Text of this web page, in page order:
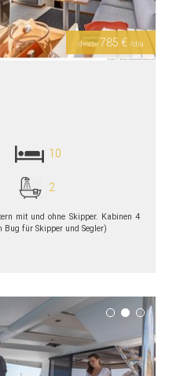
desde785 € /día
10
2
mit und ohne Skipper. Kabinen 4
Bug für Skipper und Segler)